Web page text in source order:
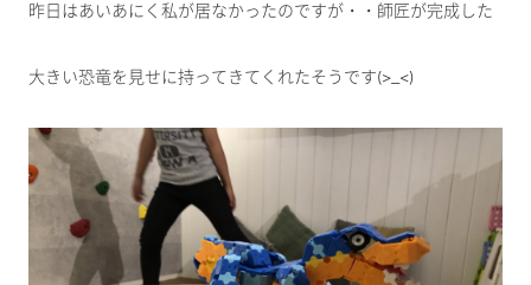
昨日はあいあにく私が居なかったのですが・・師匠が完成した
大きい恐竜を見せに持ってきてくれたそうです(>_<)